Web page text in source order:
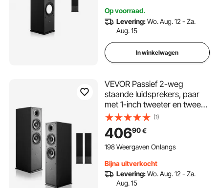
enkel
Op voorraad.
Levering:Wo. Aug. 12 - Za.
Aug. 15
In winkelwagen
VEVOR Passief 2-weg
staande luidsprekers, paar
met 1-inch tweeter en twee
6,5-inch woofers, 400W
piekvermogen,
frequentiebereik van 65Hz-
20kHz, robuuste MDF-
paar
(1)
40690€
198 Weergaven Onlangs
Bijna uitverkocht
Levering:Wo. Aug. 12 - Za.
Aug. 15